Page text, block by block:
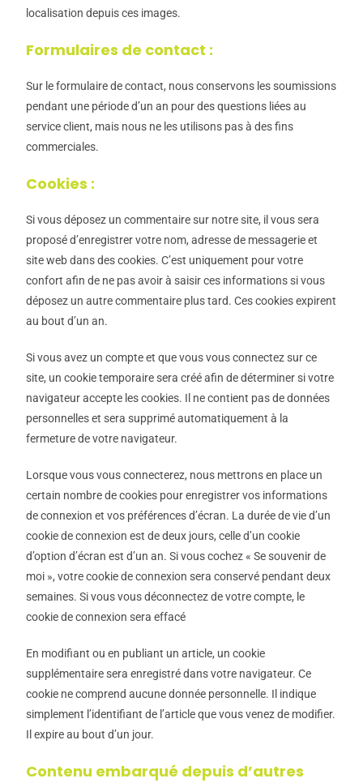
localisation depuis ces images.
Formulaires de contact :
Sur le formulaire de contact, nous conservons les soumissions
pendant une période d’un an pour des questions liées au
service client, mais nous ne les utilisons pas à des fins
commerciales.
Cookies :
Si vous déposez un commentaire sur notre site, il vous sera
proposé d’enregistrer votre nom, adresse de messagerie et
site web dans des cookies. C’est uniquement pour votre
confort afin de ne pas avoir à saisir ces informations si vous
déposez un autre commentaire plus tard. Ces cookies expirent
au bout d’un an.
Si vous avez un compte et que vous vous connectez sur ce
site, un cookie temporaire sera créé afin de déterminer si votre
navigateur accepte les cookies. Il ne contient pas de données
personnelles et sera supprimé automatiquement à la
fermeture de votre navigateur.
Lorsque vous vous connecterez, nous mettrons en place un
certain nombre de cookies pour enregistrer vos informations
de connexion et vos préférences d’écran. La durée de vie d’un
cookie de connexion est de deux jours, celle d’un cookie
d’option d’écran est d’un an. Si vous cochez « Se souvenir de
moi », votre cookie de connexion sera conservé pendant deux
semaines. Si vous vous déconnectez de votre compte, le
cookie de connexion sera effacé
En modifiant ou en publiant un article, un cookie
supplémentaire sera enregistré dans votre navigateur. Ce
cookie ne comprend aucune donnée personnelle. Il indique
simplement l’identifiant de l’article que vous venez de modifier.
Il expire au bout d’un jour.
Contenu embarqué depuis d’autres